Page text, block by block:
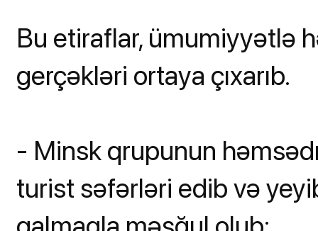
Bu etiraflar, ümumiyyətlə
gerçəkləri ortaya çıxarıb.
- Minsk qrupunun
turist səfərləri edib və